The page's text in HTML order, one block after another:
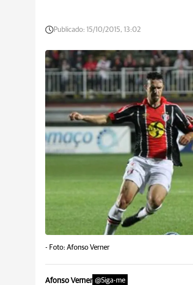
Publicado: 15/10/2015, 13:02
- Foto: Afonso Verner
Afonso Verner @Siga-me